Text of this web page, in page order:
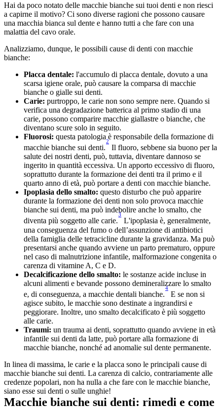
Hai da poco notato delle macchie bianche sui tuoi denti e non riesci
a capirne il motivo? Ci sono diverse ragioni che possono causare
una macchia bianca sul dente e hanno tutti a che fare con una
malattia del cavo orale.
Analizziamo, dunque, le possibili cause di denti con macchie
bianche:
Placca dentale: l'accumulo di placca dentale, dovuto a una
scarsa igiene orale, può causare la comparsa di macchie
bianche o gialle sui denti.
Carie: purtroppo, le carie non sono sempre nere. Quando si
verifica una degradazione batterica al primo stadio di una
carie, possono comparire macchie giallastre o bianche, che
diventano scure solo in seguito.
Fluorosi: questa patologia è responsabile della formazione di
macchie bianche sui denti.
2
Il fluoro, sebbene sia buono per la
salute dei nostri denti, può, tuttavia, diventare dannoso se
ingerito in quantità eccessiva. Un apporto eccessivo di fluoro,
soprattutto durante la formazione dei denti tra il primo e il
quarto anno di età, può portare a denti con macchie bianche.
Ipoplasia dello smalto: questo disturbo che può apparire
durante la formazione dei denti non solo provoca macchie
bianche sui denti, ma può indebolire anche lo smalto, che
diventa più soggetto alle carie.
3
L'ipoplasia è, generalmente,
una conseguenza del fumo o dell’assunzione di antibiotici
della famiglia delle tetracicline durante la gravidanza. Ma può
presentarsi anche quando avviene un parto prematuro, oppure
nel caso di malnutrizione infantile, malformazione congenita o
carenza di vitamine A, C e D.
Decalcificazione dello smalto: le sostanze acide incluse in
alcuni alimenti e bevande possono demineralizzare lo smalto
e, di conseguenza, a macchie dentali bianche.
4
E se non si
agisce subito, le macchie sono destinate a ingrandirsi e
peggiorare. Inoltre, uno smalto decalcificato è più soggetto
alle carie.
Traumi: un trauma ai denti, soprattutto quando avviene in età
infantile sui denti da latte, può portare alla formazione di
macchie bianche, nonché ad anomalie sul dente permanente.
In linea di massima, le carie e la placca sono le principali cause di
macchie bianche sui denti. La carenza di calcio, contrariamente alle
credenze popolari, non ha nulla a che fare con le macchie bianche,
siano esse sui denti o sulle unghie!
Macchie bianche sui denti: rimedi e come